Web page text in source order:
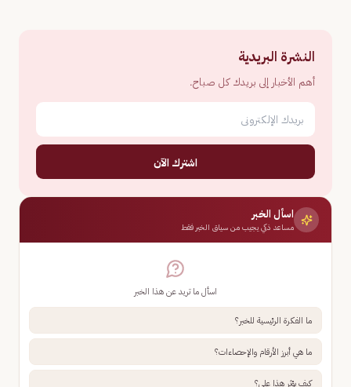
النشرة البريدية
أهم الأخبار إلى بريدك كل صباح.
اشترك الآن
اسأل الخبر
مساعد ذكي يجيب من سياق الخبر فقط
اسأل ما تريد عن هذا الخبر
ما الفكرة الرئيسية للخبر؟
ما هي أبرز الأرقام والإحصاءات؟
كيف يؤثر هذا علي؟